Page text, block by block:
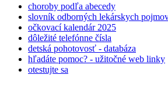
choroby podľa abecedy
slovník odborných lekárskych
očkovací kalendár 2025
dôležité telefónne čísla
detská pohotovosť - databáza
hľadáte pomoc? - užitočné web linky
otestujte sa